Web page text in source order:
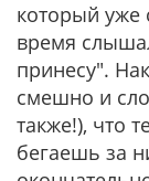
который уже
время
принесу".
смешно и
также!), что
бегаешь за